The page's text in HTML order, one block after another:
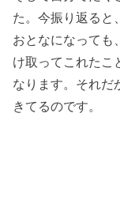
た。今振り返ると
おとなになっても
け取ってこれたこ
なります。それだ
きてるのです。